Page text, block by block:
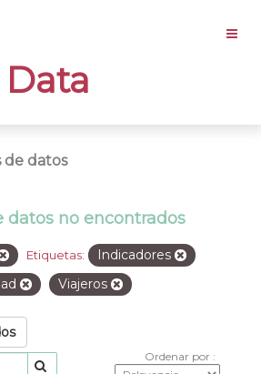
Data
de datos
datos no encontrados
Etiquetas:
Indicadores
Viajeros
Ordenar por